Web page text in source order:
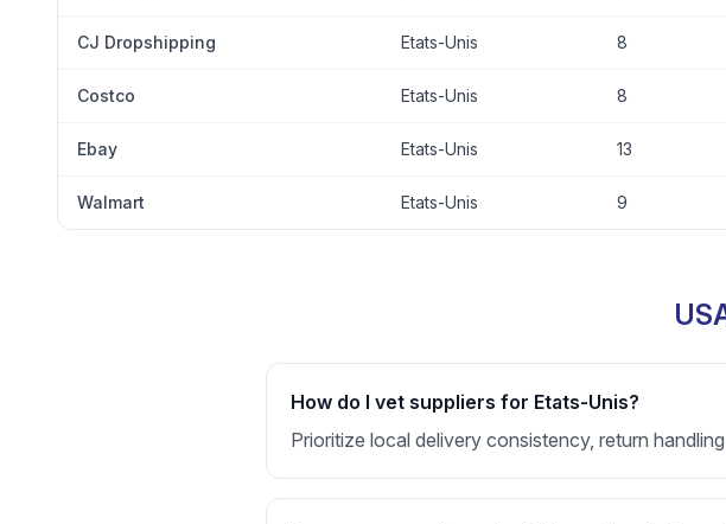
CJ Dropshipping Etats-Unis 8
Costco Etats-Unis 8
Ebay Etats-Unis 13
Walmart Etats-Unis 9
How do I vet suppliers for Etats-Unis?
Prioritize local delivery consistency, return